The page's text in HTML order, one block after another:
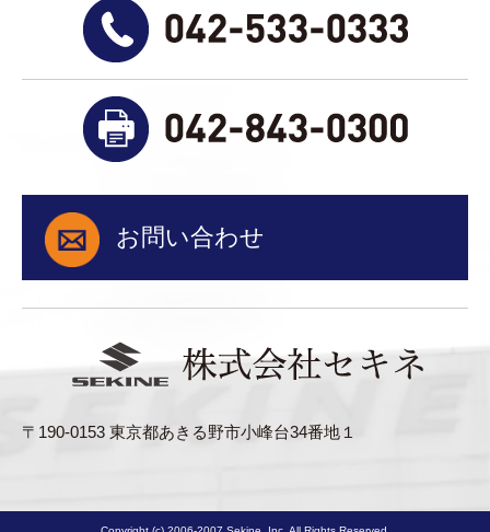
お問い合わせ
〒190-0153 東京都あきる野市小峰台34番地１